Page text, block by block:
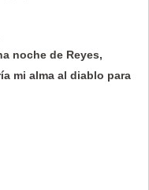
noche de Reyes,
mi alma al diablo para